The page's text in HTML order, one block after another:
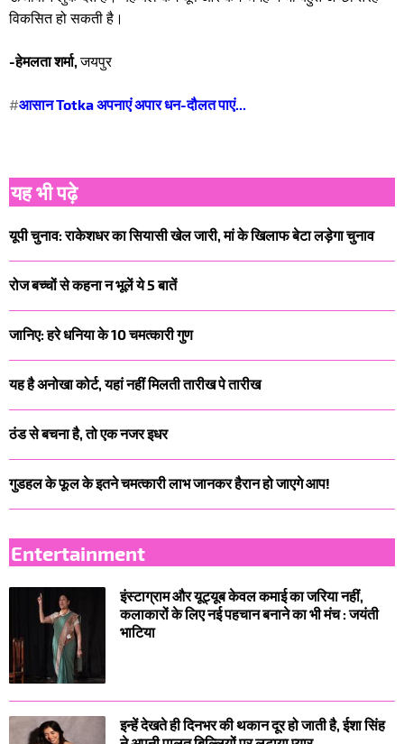
विकसित हो सकती है।
-हेमलता शर्मा,जयपुर
#आसान Totka अपनाएं अपार धन-दौलत पाएं...
यह भी पढ़े
यूपी चुनाव: राकेशधर का सियासी खेल जारी, मां के खिलाफ बेटा लड़ेगा चुनाव
रोज बच्चों से कहना न भूलें ये 5 बातें
जानिए: हरे धनिया के 10 चमत्कारी गुण
यह है अनोखा कोर्ट, यहां नहीं मिलती तारीख पे तारीख
ठंड से बचना है, तो एक नजर इधर
गुडहल के फूल के इतने चमत्कारी लाभ जानकर हैरान हो जाएगे आप!
Entertainment
इंस्टाग्राम और यूट्यूब केवल कमाई का जरिया नहीं,
कलाकारों के लिए नई पहचान बनाने का भी मंच : जयंती
भाटिया
इन्हें देखते ही दिनभर की थकान दूर हो जाती है, ईशा सिंह